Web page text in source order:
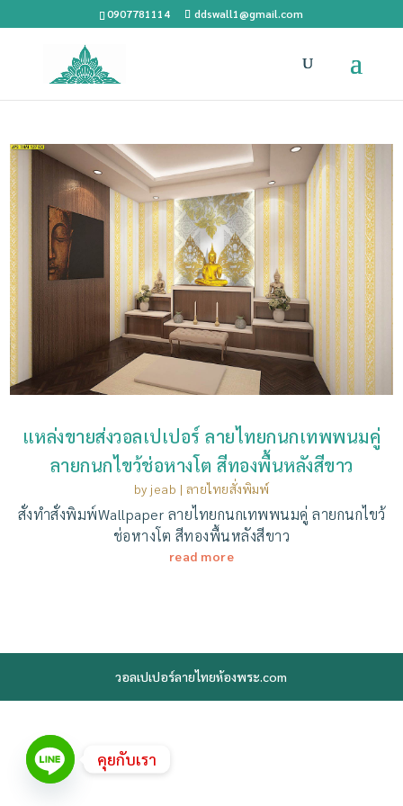
0907781114 ddswall1@gmail.com
แหล่งขายส่งวอลเปเปอร์ ลายไทยกนกเทพพนมคู่
ลายกนกไขว้ช่อหางโต สีทองพื้นหลังสีขาว
by jeab | ลายไทยสั่งพิมพ์
สั่งทำสั่งพิมพ์Wallpaper ลายไทยกนกเทพพนมคู่ ลายกนกไขว้
ช่อหางโต สีทองพื้นหลังสีขาว
read more
วอลเปเปอร์ลายไทยห้องพระ.com
คุยกับเรา